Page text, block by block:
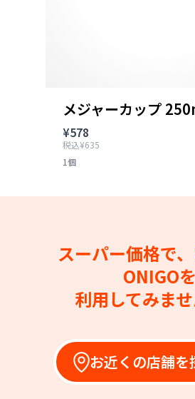
メジャーカップ
¥578
税込¥635
1個
スーパー価格で
ONIGOを
利用してみま
お近くの店舗を